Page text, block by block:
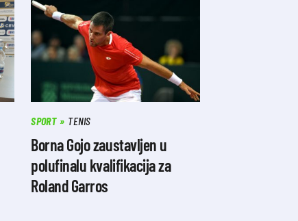
SPORT TENIS
Borna Gojo zaustavljen u
polufinalu kvalifikacija za
Roland Garros